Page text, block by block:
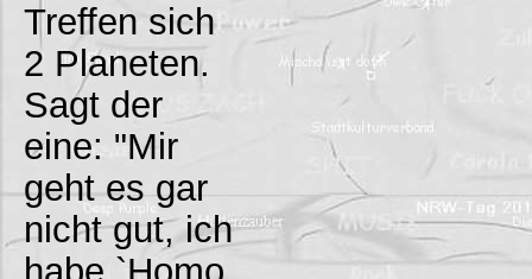
Treffen sich
2 Planeten.
Sagt der
eine: "Mir
geht es gar
nicht gut, ich
habe `Homo